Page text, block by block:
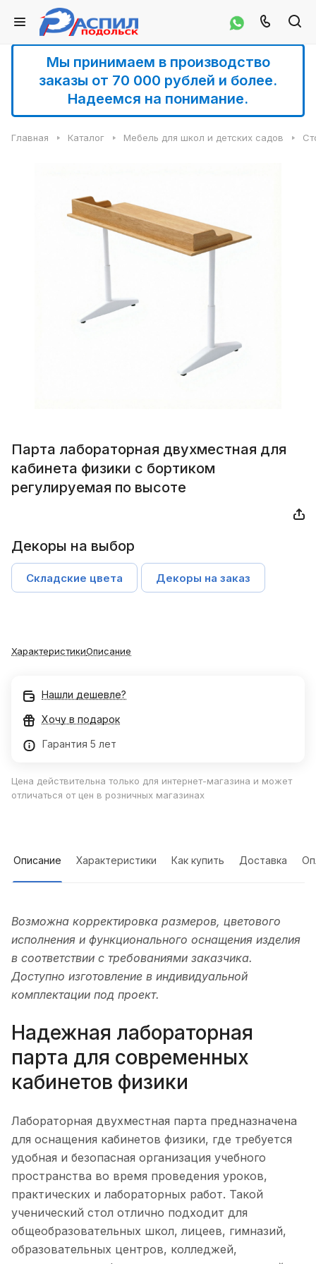
Мы принимаем в производство
заказы от 70 000 рублей и более.
Надеемся на понимание.
Главная Каталог Мебель для школ и детских садов
Парта лабораторная двухместная для
кабинета физики с бортиком
регулируемая по высоте
Декоры на выбор
Складские цвета Декоры на заказ
ХарактеристикиОписание
Нашли дешевле?
Хочу в подарок
Гарантия 5 лет
Цена действительна только для интернет-магазина и может
отличаться от цен в розничных магазинах
Описание Характеристики Как купить Доставка
Возможна корректировка размеров, цветового
исполнения и функционального оснащения изделия
в соответствии с требованиями заказчика.
Доступно изготовление в индивидуальной
комплектации под проект.
Надежная лабораторная
парта для современных
кабинетов физики
Лабораторная двухместная парта предназначена
для оснащения кабинетов физики, где требуется
удобная и безопасная организация учебного
пространства во время проведения уроков,
практических и лабораторных работ. Такой
ученический стол отлично подходит для
общеобразовательных школ, лицеев, гимназий,
образовательных центров, колледжей,